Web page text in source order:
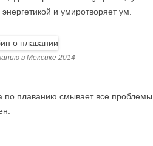
и умиротворяет ум.
в Мексике 2014
по плаванию смывает все